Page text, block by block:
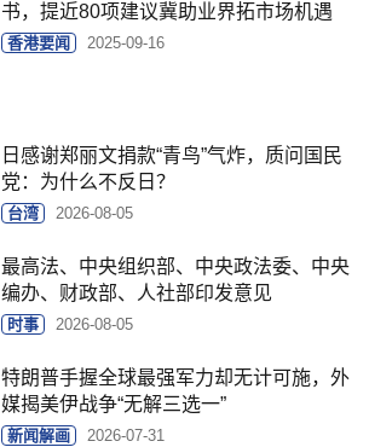
书，提近80项建议冀助业界拓市场机遇
香港要闻 2025-09-16
日感谢郑丽文捐款“青鸟”气炸，质问国民
党：为什么不反日？
台湾 2026-08-05
最高法、中央组织部、中央政法委、中央
编办、财政部、人社部印发意见
时事 2026-08-05
特朗普手握全球最强军力却无计可施，外
媒揭美伊战争“无解三选一”
新闻解画 2026-07-31